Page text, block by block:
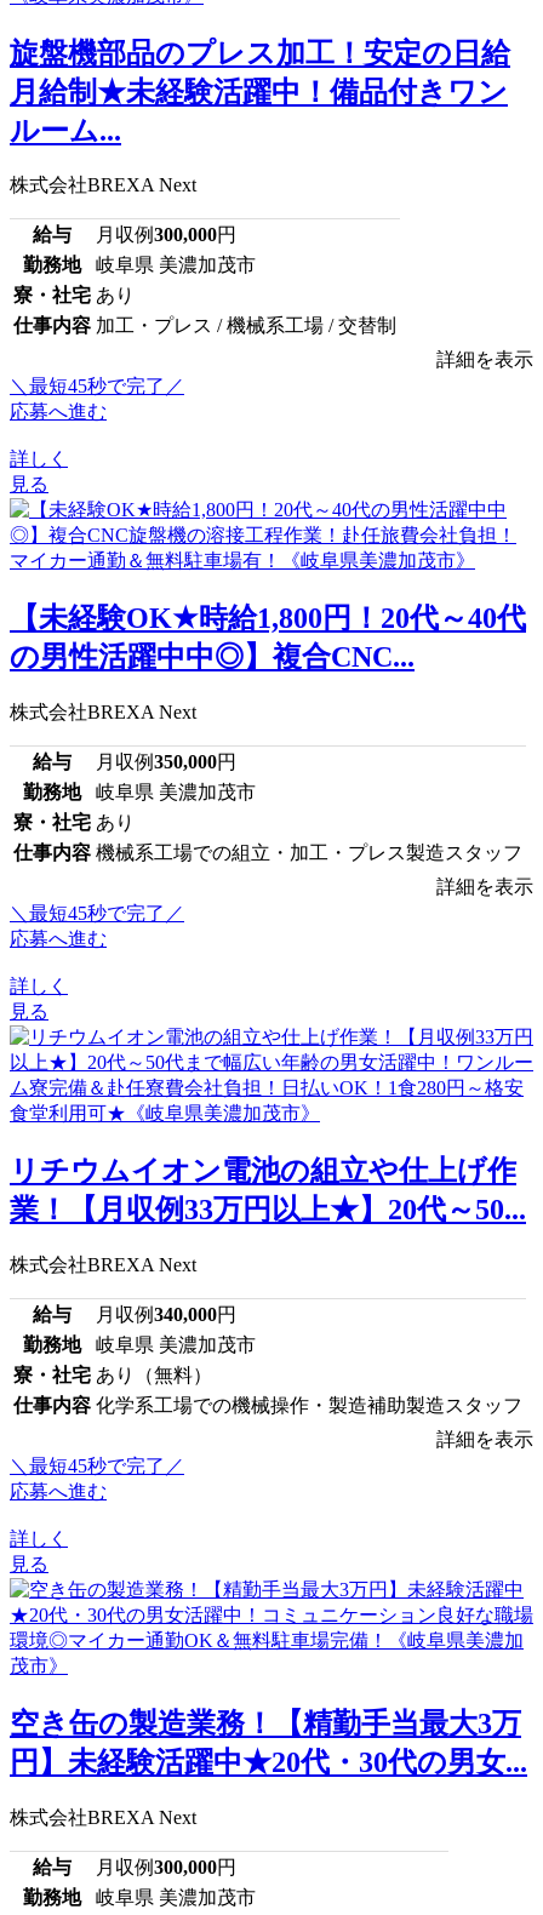
旋盤機部品のプレス加工！安定の日給
月給制★未経験活躍中！備品付きワン
ルーム...
株式会社BREXA Next
給与 月収例300,000円
勤務地
岐阜県 美濃加茂市
寮・社宅 あり
仕事内容 加工・プレス / 機械系工場 / 交替制
詳細を表示
＼最短45秒で完了／
応募へ進む
詳しく
見る
【未経験OK★時給1,800円！20代～40代
の男性活躍中中◎】複合CNC...
株式会社BREXA Next
給与 月収例350,000円
勤務地
岐阜県 美濃加茂市
寮・社宅 あり
仕事内容 機械系工場での組立・加工・プレス製造スタッフ
詳細を表示
＼最短45秒で完了／
応募へ進む
詳しく
見る
リチウムイオン電池の組立や仕上げ作
業！【月収例33万円以上★】20代～50...
株式会社BREXA Next
給与 月収例340,000円
勤務地
岐阜県 美濃加茂市
寮・社宅 あり（無料）
仕事内容 化学系工場での機械操作・製造補助製造スタッフ
詳細を表示
＼最短45秒で完了／
応募へ進む
詳しく
見る
空き缶の製造業務！【精勤手当最大3万
円】未経験活躍中★20代・30代の男女...
株式会社BREXA Next
給与 月収例300,000円
勤務地
岐阜県 美濃加茂市